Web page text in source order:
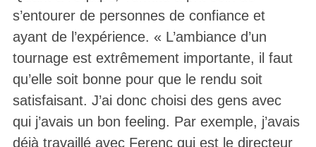
s’entourer de personnes de confiance et
ayant de l’expérience. « L’ambiance d’un
tournage est extrêmement importante, il faut
qu’elle soit bonne pour que le rendu soit
satisfaisant. J’ai donc choisi des gens avec
qui j’avais un bon feeling. Par exemple, j’avais
déjà travaillé avec Ferenc qui est le directeur